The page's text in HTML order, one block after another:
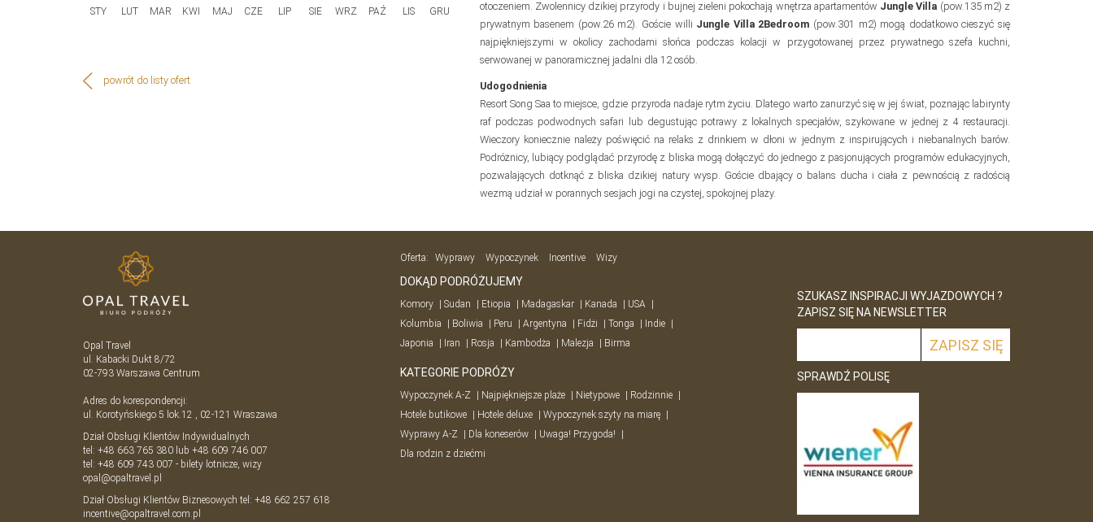
STY LUT MAR KWI MAJ CZE LIP SIE WRZ PAŹ LIS GRU
powrót do listy ofert
otoczeniem. Zwolennicy dzikiej przyrody i bujnej zieleni pokochają wnętrza apartamentów Jungle Villa (pow.135 m2) z
prywatnym basenem (pow.26 m2). Goście willi Jungle Villa 2Bedroom (pow.301 m2) mogą dodatkowo cieszyć się
najpiękniejszymi w okolicy zachodami słońca podczas kolacji w przygotowanej przez prywatnego szefa kuchni,
serwowanej w panoramicznej jadalni dla 12 osób.
Udogodnienia
Resort Song Saa to miejsce, gdzie przyroda nadaje rytm życiu. Dlatego warto zanurzyć się w jej świat, poznając labirynty
raf podczas podwodnych safari lub degustując potrawy z lokalnych specjałów, szykowane w jednej z 4 restauracji.
Wieczory koniecznie należy poświęcić na relaks z drinkiem w dłoni w jednym z inspirujących i niebanalnych barów.
Podróżnicy, lubiący podglądać przyrodę z bliska mogą dołączyć do jednego z pasjonujących programów edukacyjnych,
pozwalających dotknąć z bliska dzikiej natury wysp. Goście dbający o balans ducha i ciała z pewnością z radością
wezmą udział w porannych sesjach jogi na czystej, spokojnej plaży.
Opal Travel
ul. Kabacki Dukt 8/72
02-793 Warszawa Centrum
Adres do korespondencji:
ul. Korotyńskiego 5 lok.12 , 02-121 Wraszawa
Dział Obsługi Klientów Indywidualnych
tel: +48 663 765 380 lub +48 609 746 007
tel: +48 609 743 007 - bilety lotnicze, wizy
opal@opaltravel.pl
Dział Obsługi Klientów Biznesowych tel: +48 662 257 618
incentive@opaltravel.com.pl
Oferta: Wyprawy Wypoczynek Incentive Wizy
DOKĄD PODRÓŻUJEMY
Komory Sudan Etiopia Madagaskar Kanada
USA
Kolumbia
Boliwia Peru Argentyna Fidżi Tonga
Indie
Japonia
Iran Rosja Kambodża Malezja Birma
KATEGORIE PODRÓŻY
Wypoczynek A-Z Najpiękniejsze plaże Nietypowe
Rodzinnie
Hotele butikowe
Hotele deluxe
Wypoczynek szyty na miarę
Wyprawy A-Z
Dla koneserów
Uwaga! Przygoda!
Dla rodzin z dziećmi
SZUKASZ INSPIRACJI WYJAZDOWYCH ?
ZAPISZ SIĘ NA NEWSLETTER
SPRAWDŹ POLISĘ